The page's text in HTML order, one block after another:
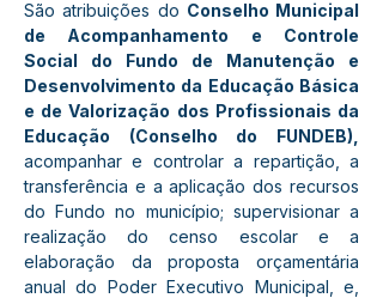
São atribuições do Conselho Municipal
de Acompanhamento e Controle
Social do Fundo de Manutenção e
Desenvolvimento da Educação Básica
e de Valorização dos Profissionais da
Educação (Conselho do FUNDEB),
acompanhar e controlar a repartição, a
transferência e a aplicação dos recursos
do Fundo no município; supervisionar a
realização do censo escolar e a
elaboração da proposta orçamentária
anual do Poder Executivo Municipal, e,